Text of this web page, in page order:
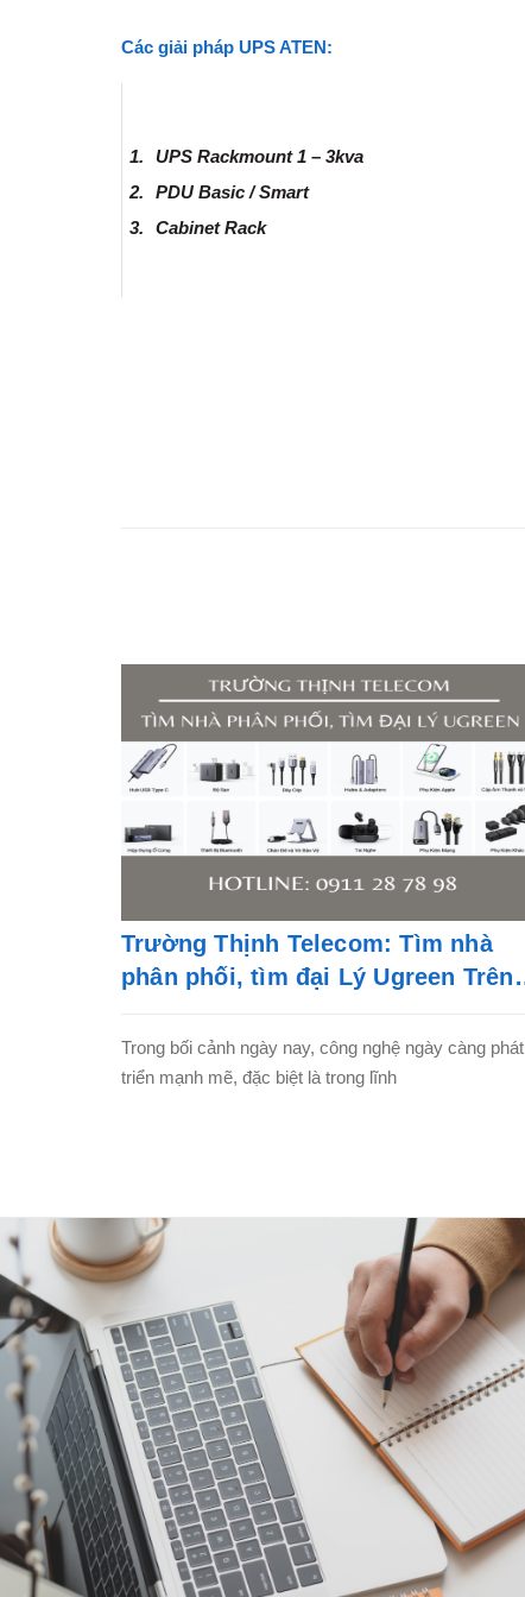
Các giải pháp UPS ATEN:
1.
UPS Rackmount 1 – 3kva
2.
PDU Basic / Smart
3.
Cabinet Rack
Trường Thịnh Telecom: Tìm nhà
phân phối, tìm đại Lý Ugreen Trên
Trong bối cảnh ngày nay, công nghệ ngày càng phát
triển mạnh mẽ, đặc biệt là trong lĩnh